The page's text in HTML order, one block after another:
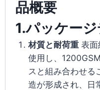
品概要
1.パッケー
材質と耐荷重表面
使用し、
スと組み合わせる
造が形成され、日